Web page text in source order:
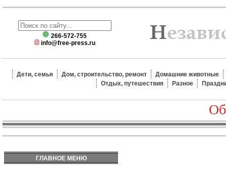
266-572-755
info@free-press.ru
Дети, семья Дом, строительство, ремонт
Домашние животные
Отдых, путешествия
Разное
ГЛАВНОЕ МЕНЮ